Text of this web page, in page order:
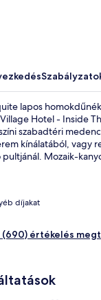
lapos
Hotel - Inside
szabadtéri
kínálatából, vagy
Mozaik-
díjakat
(690) értékelés